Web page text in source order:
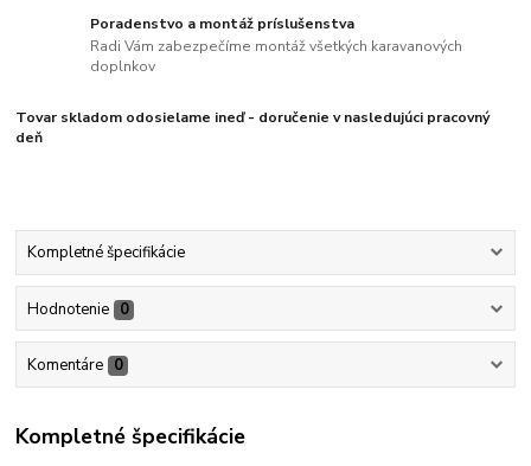
Poradenstvo a montáž príslušenstva
Radi Vám zabezpečíme montáž všetkých karavanových
doplnkov
Tovar skladom odosielame ineď - doručenie v nasledujúci pracovný
deň
Kompletné špecifikácie
Hodnotenie 0
Komentáre 0
Kompletné špecifikácie